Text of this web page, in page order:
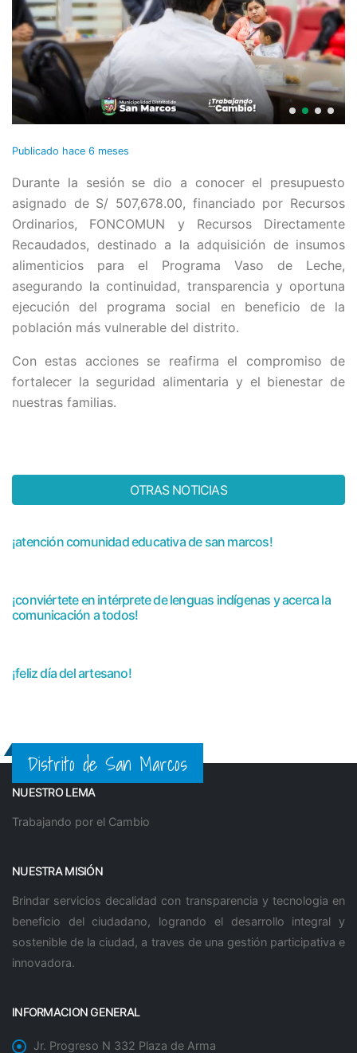
Publicado hace 6 meses
Durante la sesión se dio a conocer el presupuesto
asignado de S/ 507,678.00, financiado por Recursos
Ordinarios, FONCOMUN y Recursos Directamente
Recaudados, destinado a la adquisición de insumos
alimenticios para el Programa Vaso de Leche,
asegurando la continuidad, transparencia y oportuna
ejecución del programa social en beneficio de la
población más vulnerable del distrito.
Con estas acciones se reafirma el compromiso de
fortalecer la seguridad alimentaria y el bienestar de
nuestras familias.
OTRAS NOTICIAS
¡atención comunidad educativa de san marcos!
¡conviértete en intérprete de lenguas indígenas y acerca la
comunicación a todos!
¡feliz día del artesano!
Distrito de San Marcos
NUESTRO LEMA
Trabajando por el Cambio
NUESTRA MISIÓN
Brindar servicios decalidad con transparencia y tecnologia en
beneficio del ciudadano, logrando el desarrollo integral y
sostenible de la ciudad, a traves de una gestión participativa e
innovadora.
INFORMACION GENERAL
Jr. Progreso N 332 Plaza de Arma